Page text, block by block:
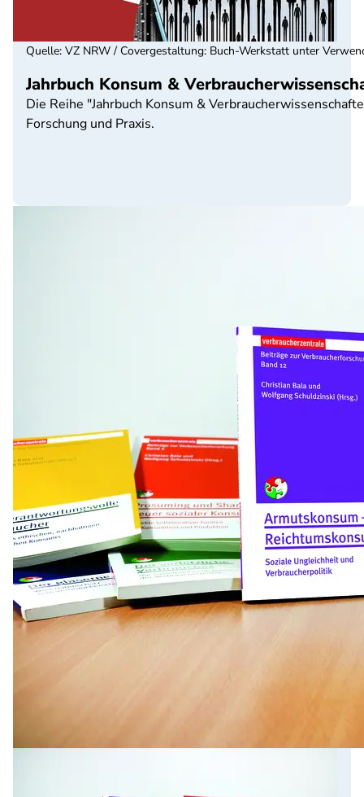
Jahrbuch Konsum &
Die Reihe "Jahrbuch Konsum &
Forschung und Praxis.
Quelle: VZ NRW / Covergestaltung: Buch-Werkstatt unter